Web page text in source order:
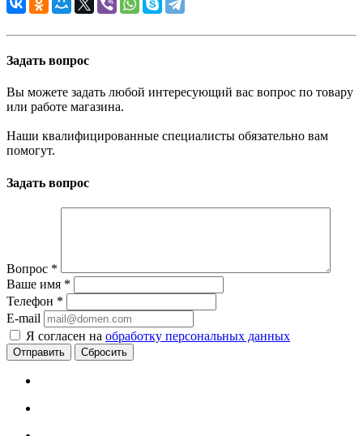
Задать вопрос
Вы можете задать любой интересующий вас вопрос по товару
или работе магазина.
Наши квалифицированные специалисты обязательно вам
помогут.
Задать вопрос
Вопрос *
Ваше имя *
Телефон *
E-mail
Я согласен на обработку персональных данных
Сбросить